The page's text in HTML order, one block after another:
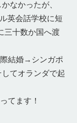
なかったが、
英会話学校に短
三十数か国へ渡
結婚→シンガポ
てオランダで起
てます！